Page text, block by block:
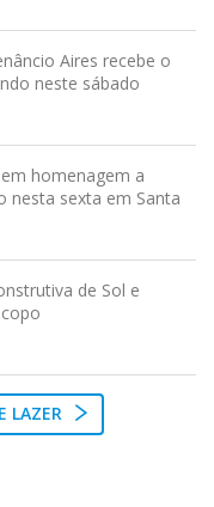
Aires recebe o
neste sábado
homenagem a
nesta sexta em Santa
de Sol e
LAZER